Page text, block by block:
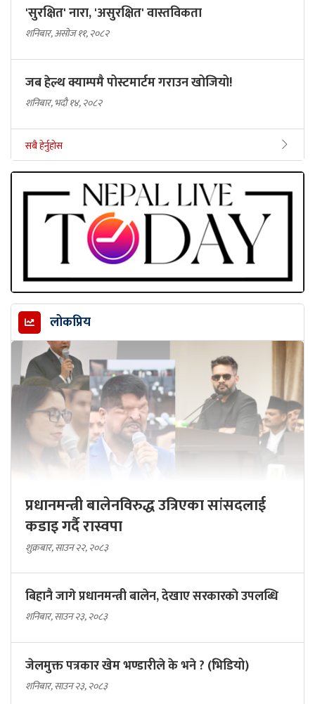
'सुरक्षित' नारा, 'असुरक्षित' वास्तविकता
शनिबार, असोज ११, २०८२
जब हेल्थ क्याम्पमै पोस्टमार्टम गराउन खोजियो!
शनिबार, भदौ १४, २०८२
सबै हेर्नुहोस
लोकप्रिय
प्रधानमन्त्री बालेनविरुद्ध उत्रिएका सांसदलाई
कडाइ गर्दै रास्वपा
शुक्रबार, साउन २२, २०८३
बिहानै जागे प्रधानमन्त्री बालेन, देखाए सरकारकाे उपलब्धि
शनिबार, साउन २३, २०८३
जेलमुक्त पत्रकार खेम भण्डारीले के भने ? (भिडियो)
शनिबार, साउन २३, २०८३